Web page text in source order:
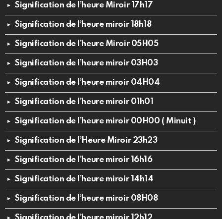
Signification de l’heure Miroir 17h17
Signification de l’heure miroir 18h18
Signification de l’heure Miroir 05H05
Signification de l’heure miroir 03H03
Signification de l’heure miroir 04H04
Signification de l’heure miroir 01h01
Signification de l’heure miroir 00H00 ( Minuit )
Signification de l’Heure Miroir 23h23
Signification de l’heure miroir 16h16
Signification de l’heure miroir 14h14
Signification de l’heure miroir 08H08